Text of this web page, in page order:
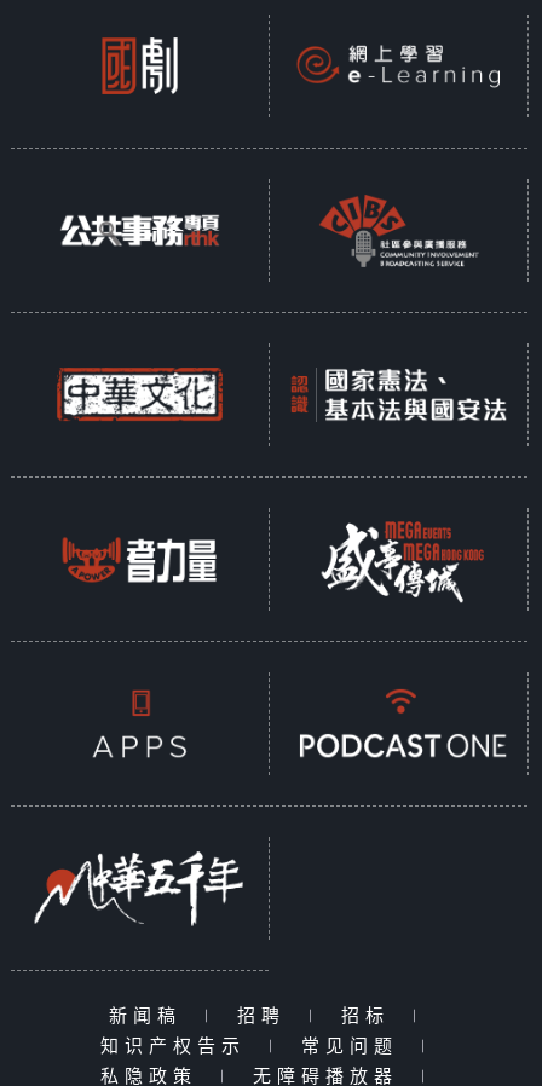
新闻稿 | 招聘 | 招标
|
知识产权告示
| 常见问题
|
私隐政策
| 无障碍播放器 |